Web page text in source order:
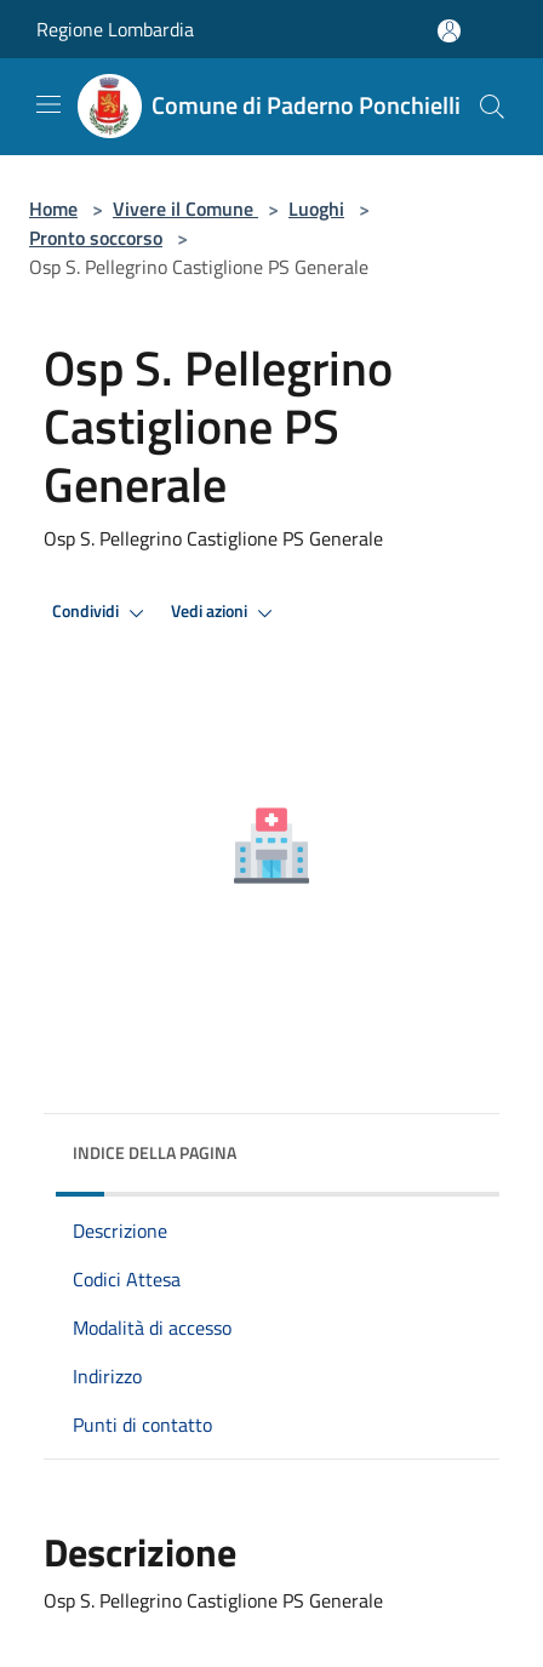
Regione Lombardia
Comune di Paderno Ponchielli
Home > Vivere il Comune > Luoghi >
Pronto soccorso >
Osp S. Pellegrino Castiglione PS Generale
Osp S. Pellegrino
Castiglione PS
Generale
Osp S. Pellegrino Castiglione PS Generale
Condividi Vedi azioni
INDICE DELLA PAGINA
Descrizione
Codici Attesa
Modalità di accesso
Indirizzo
Punti di contatto
Descrizione
Osp S. Pellegrino Castiglione PS Generale